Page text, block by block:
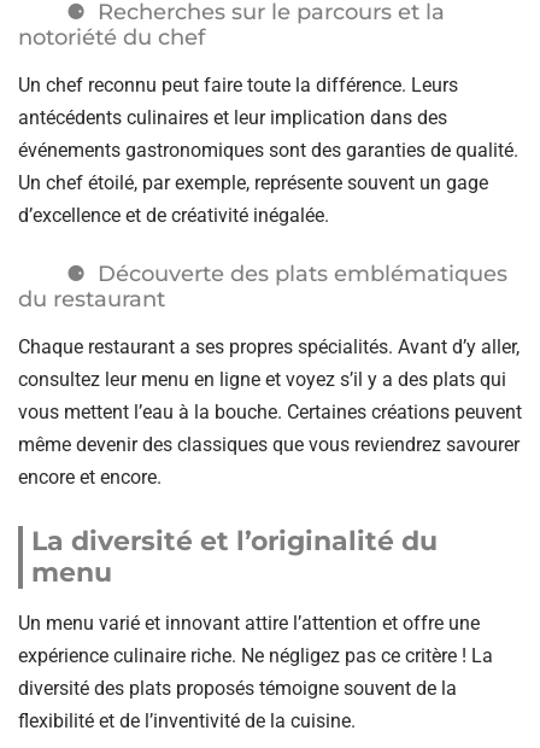
Recherches sur le parcours et la
notoriété du chef
Un chef reconnu peut faire toute la différence. Leurs
antécédents culinaires et leur implication dans des
événements gastronomiques sont des garanties de qualité.
Un chef étoilé, par exemple, représente souvent un gage
d’excellence et de créativité inégalée.
Découverte des plats emblématiques
du restaurant
Chaque restaurant a ses propres spécialités. Avant d’y aller,
consultez leur menu en ligne et voyez s’il y a des plats qui
vous mettent l’eau à la bouche. Certaines créations peuvent
même devenir des classiques que vous reviendrez savourer
encore et encore.
La diversité et l’originalité du
menu
Un menu varié et innovant attire l’attention et offre une
expérience culinaire riche. Ne négligez pas ce critère ! La
diversité des plats proposés témoigne souvent de la
flexibilité et de l’inventivité de la cuisine.